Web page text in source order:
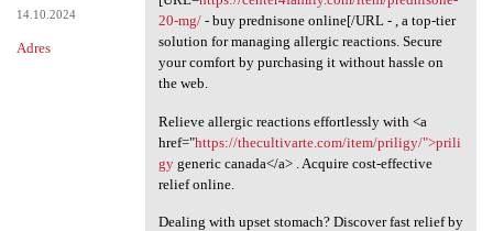
14.10.2024
Adres
20-mg/- buy prednisone online[/URL - , a top-tier
solution for managing allergic reactions. Secure
your comfort by purchasing it without hassle on
the web.
Relieve allergic reactions effortlessly with <a
href="https://thecultivarte.com/item/priligy/">prili
gygeneric canada</a> . Acquire cost-effective
relief online.
Dealing with upset stomach? Discover fast relief by